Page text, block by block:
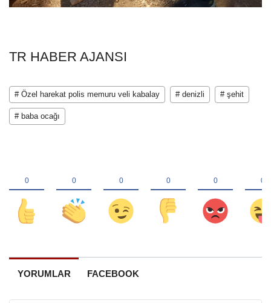
TR HABER AJANSI
# Özel harekat polis memuru veli kabalay # denizli # şehit
# baba ocağı
YORUMLAR FACEBOOK